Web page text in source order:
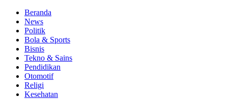
Beranda
News
Politik
Bola & Sports
Bisnis
Tekno & Sains
Pendidikan
Otomotif
Religi
Kesehatan